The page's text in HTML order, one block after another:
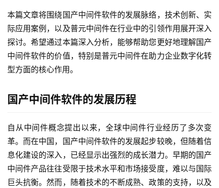
本篇文章将围绕国产中间件软件的发展脉络，技术创新、实
际应用案例，以及普元中间件在行业中的引领作用展开深入
探讨。希望通过本篇深入分析，能够帮助您更好地理解国产
中间件软件的价值，特别是普元中间件在助力企业数字化转
型方面的核心作用。
国产中间件软件的发展历程
自从中间件概念提出以来，全球中间件行业经历了多次变
革。而在中国，国产中间件软件的发展起步较晚，但随着信
息化建设的深入，已经显示出强烈的成长潜力。早期的国产
中间件产品往往受限于技术水平和市场接受度，难以与国际
巨头抗衡。然而，随着技术的不断成熟、政策的支持，以及